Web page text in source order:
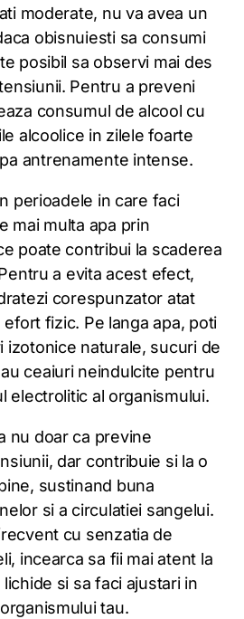
moderate, nu va avea un
obisnuiesti sa consumi
posibil sa observi mai des
Pentru a preveni
consumul de alcool cu
alcoolice in zilele foarte
antrenamente intense.
perioadele in care faci
mai multa apa prin
poate contribui la scaderea
a evita acest efect,
corespunzator atat
fizic. Pe langa apa, poti
izotonice naturale, sucuri de
ceaiuri neindulcite pentru
electrolitic al organismului.
nu doar ca previne
dar contribuie si la o
sustinand buna
si a circulatiei sangelui.
cu senzatia de
incearca sa fii mai atent la
si sa faci ajustari in
tau.